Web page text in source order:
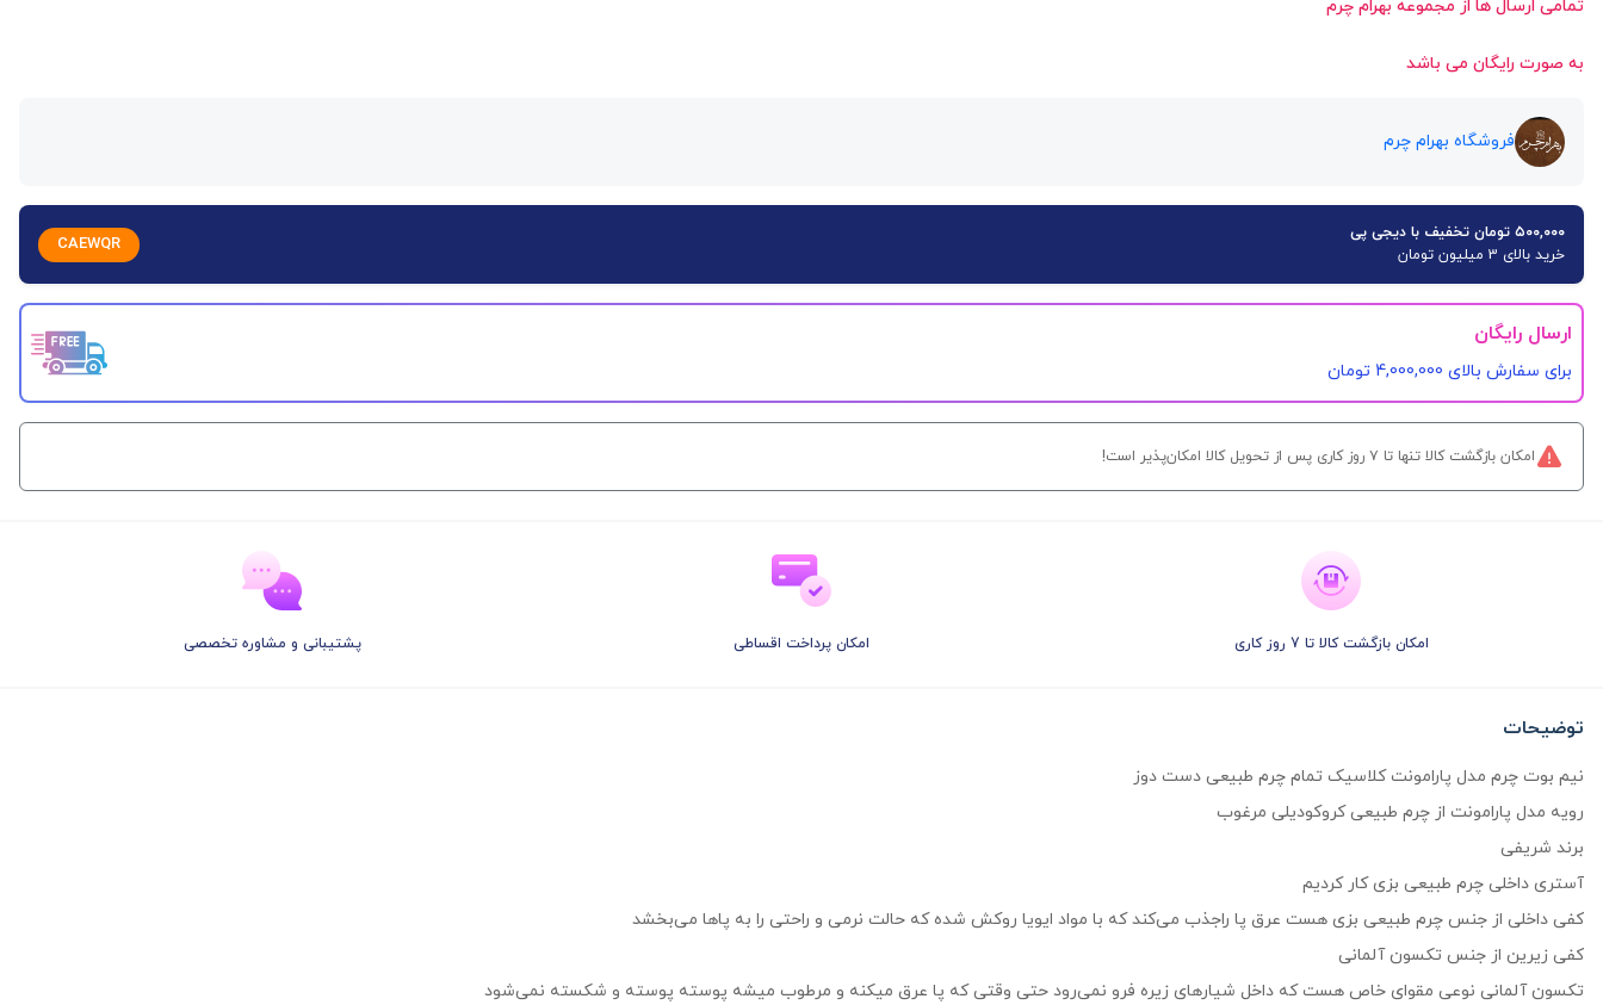
تمامی ارسال ها از مجموعه بهرام چرم
به صورت رایگان می باشد
فروشگاه بهرام چرم
۵۰۰,۰۰۰ تومان تخفیف با دیجی پی
خرید بالای 3 میلیون تومان
CAEWQR
ارسال رایگان
برای سفارش‌ بالای 4,000,000 تومان
امکان بازگشت کالا تنها تا ۷ روز کاری پس از تحویل کالا امکان‌پذیر است!
امکان بازگشت کالا تا 7 روز کاری امکان پرداخت اقساطی پشتیبانی و مشاوره تخصصی
توضیحات
نیم بوت چرم مدل پارامونت کلاسیک تمام چرم طبیعی دست دوز
رویه مدل پارامونت از چرم طبیعی کروکودیلی مرغوب
برند شریفی
آستری داخلی چرم طبیعی بزی کار کردیم
کفی داخلی از جنس چرم طبیعی بزی هست عرق پا راجذب می‌کند که با مواد ایویا روکش شده که حالت نرمی و راحتی را به پاها می‌بخشد
کفی زیرین از جنس تکسون آلمانی
تکسون آلمانی نوعی مقوای خاص هست که داخل شیارهای زیره فرو نمی‌رود حتی وقتی که پا عرق میکنه و مرطوب میشه پوسته پوسته و شکسته نمی‌شود